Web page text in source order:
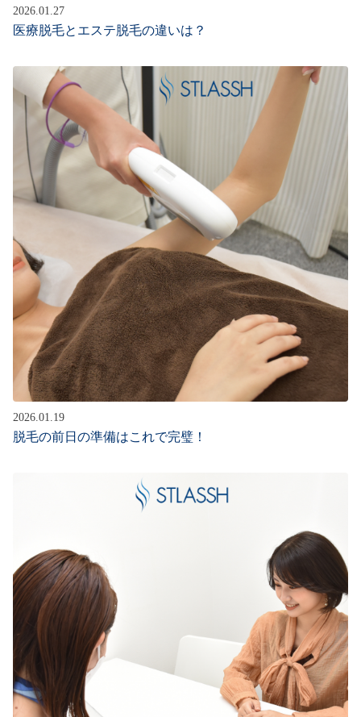
2026.01.27
医療脱毛とエステ脱毛の違いは？
2026.01.19
脱毛の前日の準備はこれで完璧！